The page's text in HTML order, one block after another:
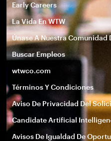
Early Careers
La Vida En WTW
Únase A Nuestra Comunidad
Buscar Empleos
wtwco.com
Términos Y Condiciones
Aviso De Privacidad Del
Candidate Artificial
Avisos De Igualdad De